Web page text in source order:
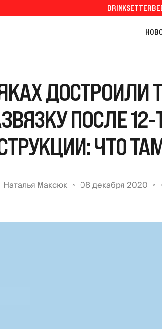
DRINKSETTER
ДОСТРОИЛИ
ПОСЛЕ
ЧТО
Наталья Максюк 08 декабря 2020